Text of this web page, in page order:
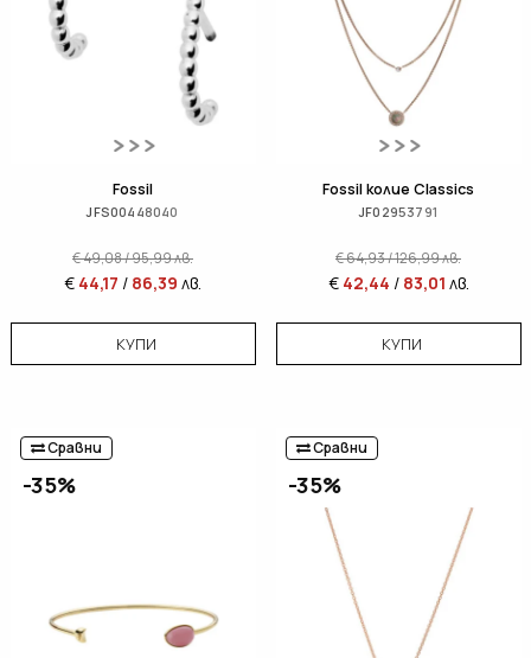
Fossil
JFS00448040
€49,08/95,99лв.
€ 44,17 / 86,39 лв.
КУПИ
Fossil колие Classics
JF02953791
€64,93/126,99лв.
€ 42,44 / 83,01 лв.
КУПИ
Сравни
-35%
Сравни
-35%